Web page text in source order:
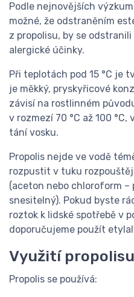
Podle nejnovějších
možné, že odstraněním
z propolisu, by se
alergické účinky.
Při teplotách pod 15 °C je
je měkký, pryskyřicové
závisí na rostlinném
v rozmezí 70 °C až 100
tání vosku.
Propolis nejde ve vodě
rozpustit v tuku
(aceton nebo chloroform –
snesitelný). Pokud byste
roztok k lidské spotřebě v
doporučujeme použít
Využití propolisu
Propolis se používá: